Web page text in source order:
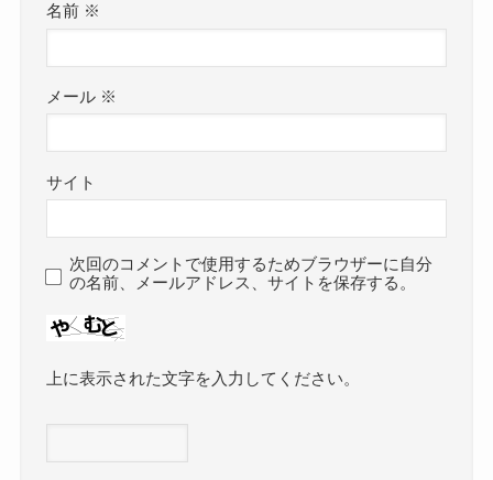
名前 ※
メール ※
サイト
次回のコメントで使用するためブラウザーに自分
の名前、メールアドレス、サイトを保存する。
上に表示された文字を入力してください。